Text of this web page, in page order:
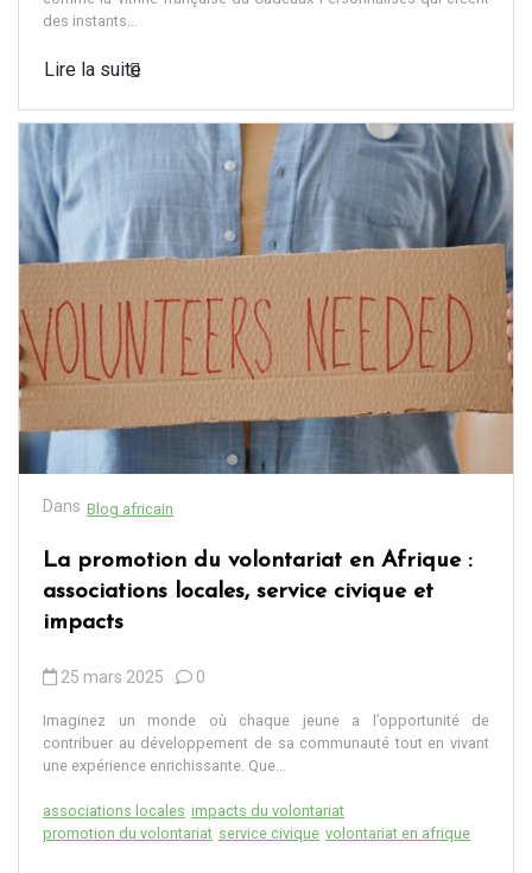
des instants...
Lire la suite
Dans Blog africain
La promotion du volontariat en Afrique :
associations locales, service civique et
impacts
25 mars 2025 0
Imaginez un monde où chaque jeune a l’opportunité de
contribuer au développement de sa communauté tout en vivant
une expérience enrichissante. Que...
associations locales impacts du volontariat
promotion du volontariat service civique volontariat en afrique